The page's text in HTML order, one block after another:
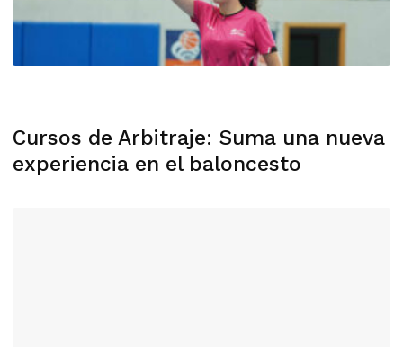
Cursos de Arbitraje: Suma una nueva
experiencia en el baloncesto